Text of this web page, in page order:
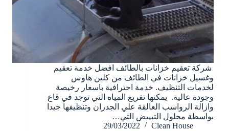
شركة تعقيم خزانات بالطائف افضل خدمة تعقيم
وغسيل خزانات في الطائف من كلين هاوس
لخدمات التنظيف. خدمة احترافية باسعار رخيصة
وجودة عالية. يمكنها تفريغ المياه التي توجد في قاع
وازالة الرواسب العالقة علي الجدران وتنظيفها جيدا
بواسطة محلول التبييض التي…
Clean House
29/03/2022